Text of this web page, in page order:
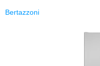
Bertazzoni